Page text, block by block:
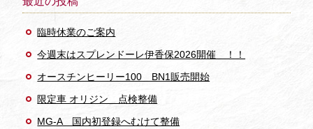
臨時休業のご案内
今週末はスプレンドーレ伊香保2026開催 ！！
オースチンヒーリー100 BN1販売開始
限定車 オリジン 点検整備
MG-A 国内初登録へむけて整備